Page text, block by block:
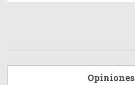
Opiniones